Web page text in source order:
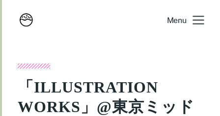
Menu
「ILLUSTRATION
WORKS」@東京ミッド